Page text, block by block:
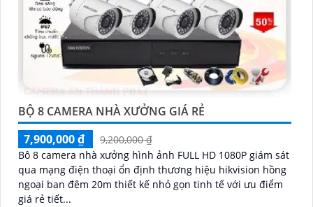
BỘ 8 CAMERA NHÀ XƯỞNG GIÁ RẺ
7,900,000 ₫
9,200,000 ₫
Bô 8 camera nhà xưởng hình ảnh FULL HD 1080P giám sát
qua mạng điện thoại ổn định thương hiệu hikvision hồng
ngoại ban đêm 20m thiết kế nhỏ gọn tinh tế với ưu điểm
giá rẻ tiết...